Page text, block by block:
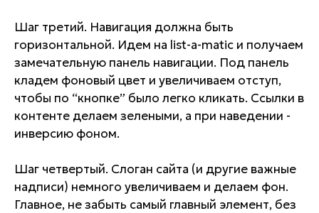
Шаг третий. Навигация должна быть
горизонтальной. Идем на list-a-matic и получаем
замечательную панель навигации. Под панель
кладем фоновый цвет и увеличиваем отступ,
чтобы по “кнопке” было легко кликать. Ссылки в
контенте делаем зелеными, а при наведении -
инверсию фоном.
Шаг четвертый. Слоган сайта (и другие важные
надписи) немного увеличиваем и делаем фон.
Главное, не забыть самый главный элемент, без